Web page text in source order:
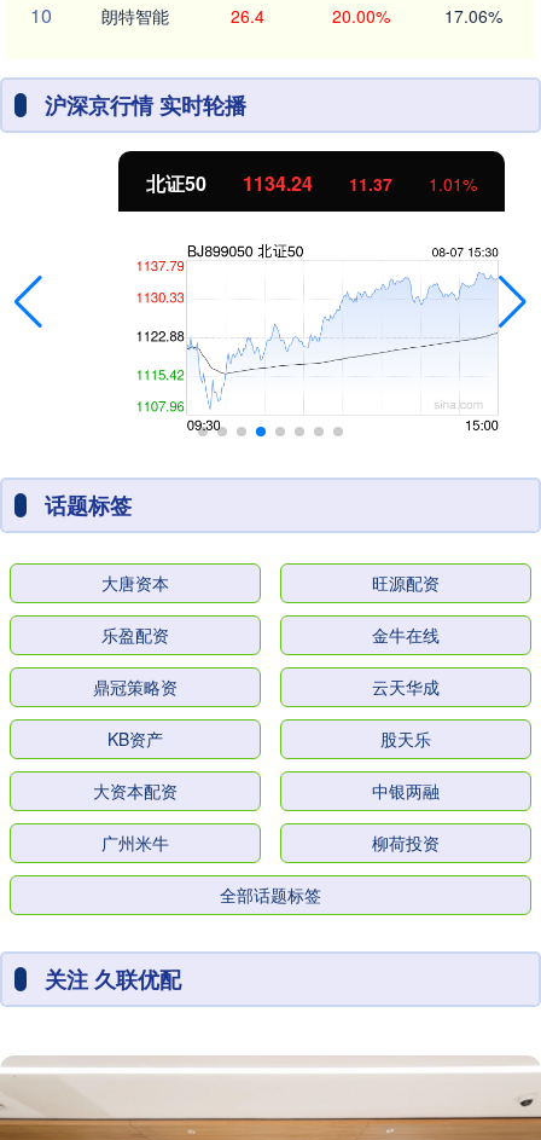
10 朗特智能 26.4 20.00% 17.06%
沪深京行情 实时轮播
北证50 1134.24 11.37 1.01%
话题标签
大唐资本 旺源配资
乐盈配资 金牛在线
鼎冠策略资 云天华成
KB资产 股天乐
大资本配资 中银两融
广州米牛 柳荷投资
全部话题标签
关注 久联优配